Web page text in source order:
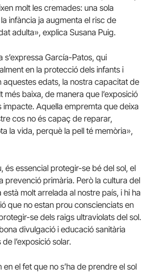
molt les cremades: una sola
infància ja augmenta el risc de
adulta», explica Susana Puig.
s’expressa García-Patos, qui
en la protecció dels infants i
aquestes edats, la nostra capacitat de
més baixa, de manera que l’exposició
impacte. Aquella empremta que deixa
cos no és capaç de reparar,
la vida, perquè la pell té memòria»,
és essencial protegir-se bé del sol, el
prevenció primària. Però la cultura del
molt arrelada al nostre país, i hi ha
que no estan prou conscienciats en
se dels raigs ultraviolats del sol.
divulgació i educació sanitària
l’exposició solar.
en el fet que no s’ha de prendre el sol